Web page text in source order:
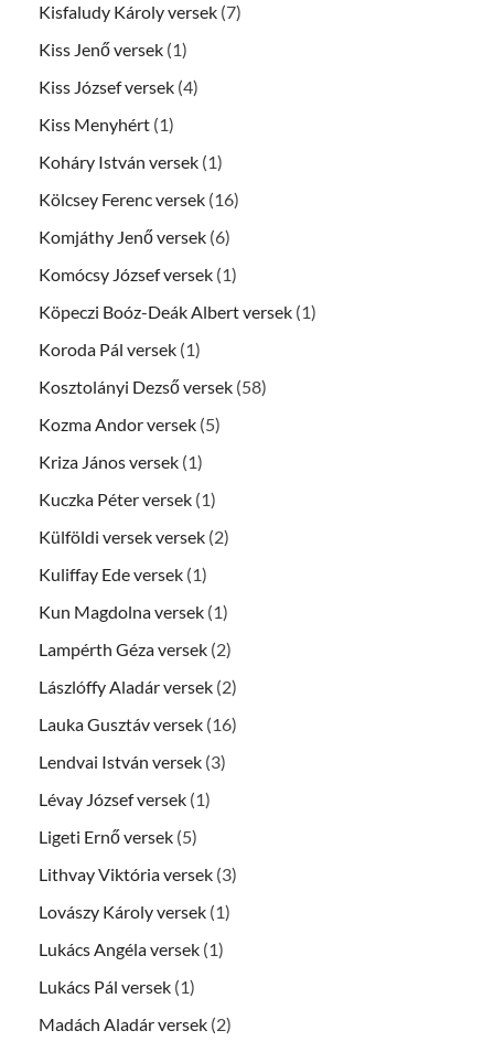
Kisfaludy Károly versek (7)
Kiss Jenő versek (1)
Kiss József versek (4)
Kiss Menyhért (1)
Koháry István versek (1)
Kölcsey Ferenc versek (16)
Komjáthy Jenő versek (6)
Komócsy József versek (1)
Köpeczi Boóz-Deák Albert versek (1)
Koroda Pál versek (1)
Kosztolányi Dezső versek (58)
Kozma Andor versek (5)
Kriza János versek (1)
Kuczka Péter versek (1)
Külföldi versek versek (2)
Kuliffay Ede versek (1)
Kun Magdolna versek (1)
Lampérth Géza versek (2)
Lászlóffy Aladár versek (2)
Lauka Gusztáv versek (16)
Lendvai István versek (3)
Lévay József versek (1)
Ligeti Ernő versek (5)
Lithvay Viktória versek (3)
Lovászy Károly versek (1)
Lukács Angéla versek (1)
Lukács Pál versek (1)
Madách Aladár versek (2)